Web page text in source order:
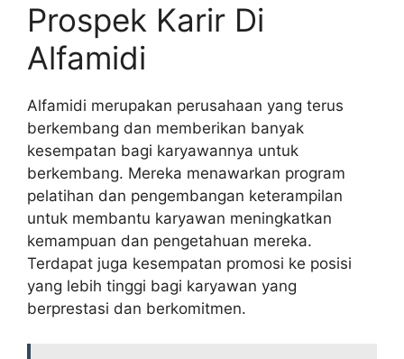
Prospek Karir Di
Alfamidi
Alfamidi merupakan perusahaan yang terus
berkembang dan memberikan banyak
kesempatan bagi karyawannya untuk
berkembang. Mereka menawarkan program
pelatihan dan pengembangan keterampilan
untuk membantu karyawan meningkatkan
kemampuan dan pengetahuan mereka.
Terdapat juga kesempatan promosi ke posisi
yang lebih tinggi bagi karyawan yang
berprestasi dan berkomitmen.